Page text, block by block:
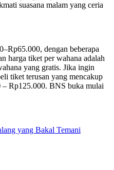
suasana malam yang ceria
dengan beberapa
harga tiket per wahana adalah
yang gratis. Jika ingin
tiket terusan yang mencakup
– Rp125.000. BNS buka mulai
yang Bakal Temani